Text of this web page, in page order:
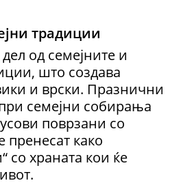
традиции
од семејните и
што создава
и врски. Празнични
семејни собирања
поврзани со
како
со храната кои ќе